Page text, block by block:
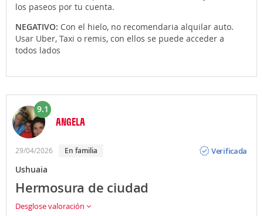
los paseos por tu cuenta.
NEGATIVO: Con el hielo, no recomendaria alquilar auto.
Usar Uber, Taxi o remis, con ellos se puede acceder a
todos lados
9.1
ANGELA
29/04/2026 En familia
Verificada
Ushuaia
Hermosura de ciudad
Desglose valoración